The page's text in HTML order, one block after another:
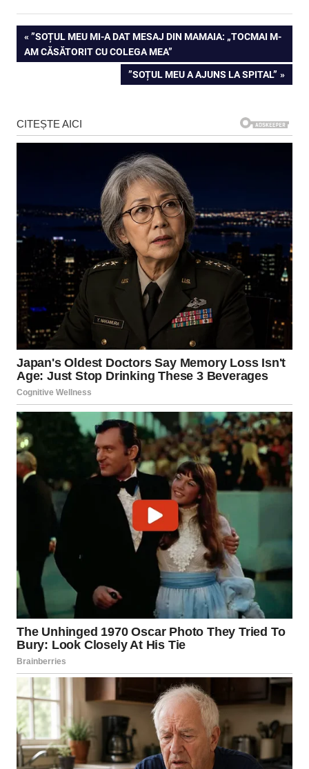
Navigare
în
PREVIOUS
POST:
”SOȚUL MEU MI-A DAT MESAJ DIN MAMAIA: „TOCMAI M-
AM CĂSĂTORIT CU COLEGA MEA”
NEXT
”SOȚUL MEU A AJUNS LA SPITAL”